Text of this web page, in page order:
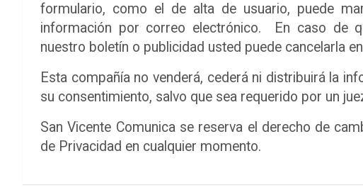
formulario, como el de alta de usuario, puede
información por correo electrónico. En caso de
nuestro boletín o publicidad usted puede cancelarla
Esta compañía no venderá, cederá ni distribuirá la
su consentimiento, salvo que sea requerido por un
San Vicente Comunicase reserva el derecho de
de Privacidad en cualquier momento.